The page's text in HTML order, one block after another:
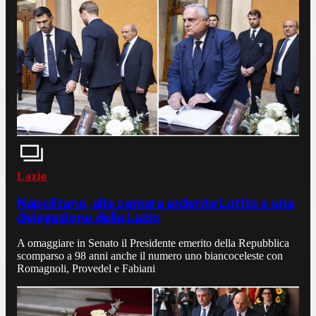
Lazio
Napolitano, alla camera ardente Lotito e una
delegazione della Lazio
A omaggiare in Senato il Presidente emerito della Repubblica
scomparso a 98 anni anche il numero uno biancoceleste con
Romagnoli, Provedel e Fabiani